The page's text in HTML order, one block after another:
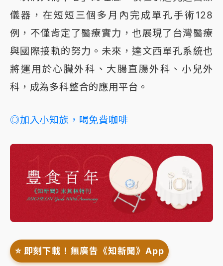
儀器，在短短三個多月內完成單孔手術128
例，不僅肯定了醫療實力，也展現了台灣醫療
與國際接軌的努力。未來，達文西單孔系統也
將運用於心臟外科、大腸直腸外科、小兒外
科，成為多科整合的應用平台。
◎加入小知族，喝免費咖啡
⭐️ 即刻下載！無廣告《知新聞》App